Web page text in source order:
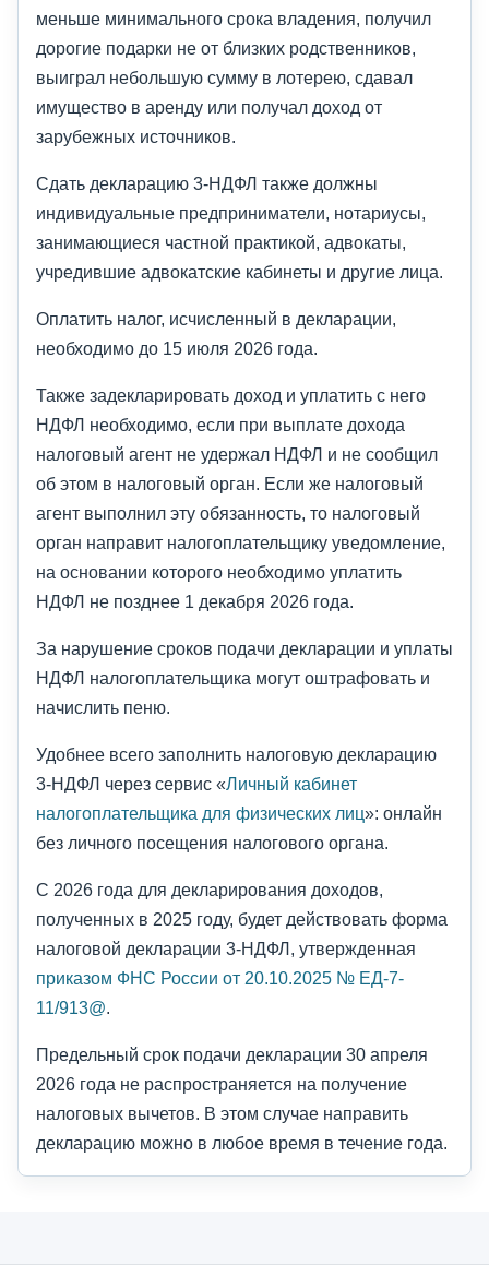
меньше минимального срока владения, получил
дорогие подарки не от близких родственников,
выиграл небольшую сумму в лотерею, сдавал
имущество в аренду или получал доход от
зарубежных источников.
Сдать декларацию 3-НДФЛ также должны
индивидуальные предприниматели, нотариусы,
занимающиеся частной практикой, адвокаты,
учредившие адвокатские кабинеты и другие лица.
Оплатить налог, исчисленный в декларации,
необходимо до 15 июля 2026 года.
Также задекларировать доход и уплатить с него
НДФЛ необходимо, если при выплате дохода
налоговый агент не удержал НДФЛ и не сообщил
об этом в налоговый орган. Если же налоговый
агент выполнил эту обязанность, то налоговый
орган направит налогоплательщику уведомление,
на основании которого необходимо уплатить
НДФЛ не позднее 1 декабря 2026 года.
За нарушение сроков подачи декларации и уплаты
НДФЛ налогоплательщика могут оштрафовать и
начислить пеню.
Удобнее всего заполнить налоговую декларацию
3-НДФЛ через сервис «Личный кабинет
налогоплательщика для физических лиц»: онлайн
без личного посещения налогового органа.
С 2026 года для декларирования доходов,
полученных в 2025 году, будет действовать форма
налоговой декларации 3-НДФЛ, утвержденная
приказом ФНС России от 20.10.2025 № ЕД-7-
11/913@
Предельный срок подачи декларации 30 апреля
2026 года не распространяется на получение
налоговых вычетов. В этом случае направить
декларацию можно в любое время в течение года.